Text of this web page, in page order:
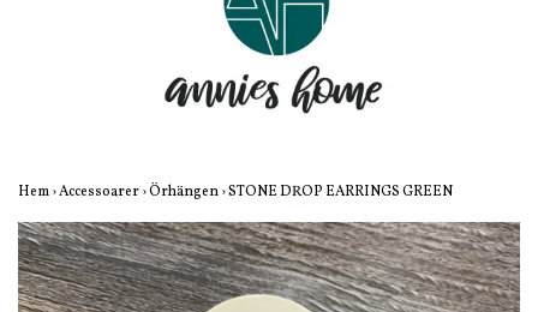
Hem›Accessoarer›Örhängen›STONE DROP EARRINGS GREEN